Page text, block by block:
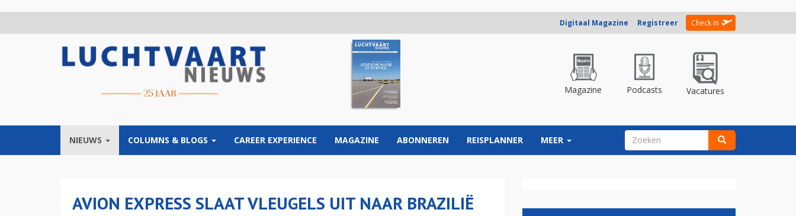
Digitaal Magazine Registreer Check in
Magazine Podcasts Vacatures
NIEUWS COLUMNS & BLOGS CAREER EXPERIENCE MAGAZINE ABONNEREN REISPLANNER MEER ZOEKVELD
AVION EXPRESS SLAAT VLEUGELS UIT NAAR BRAZILIË